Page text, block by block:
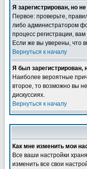
Я зарегистрирован, но
Первое: проверьте,
либо администратором
процесс регистрации,
Если же вы уверены, что
Вернуться к началу
Я был зарегистрирован,
Наиболее вероятные
второе, то возможно вы
дискуссиях.
Вернуться к началу
Как мне изменить мои
Все ваши настройки
изменить все свои